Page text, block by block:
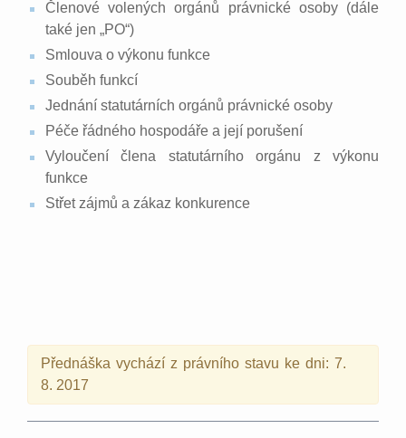
Členové volených orgánů právnické osoby (dále
také jen „PO“)
Smlouva o výkonu funkce
Souběh funkcí
Jednání statutárních orgánů právnické osoby
Péče řádného hospodáře a její porušení
Vyloučení člena statutárního orgánu z výkonu
funkce
Střet zájmů a zákaz konkurence
Přednáška vychází z právního stavu ke dni: 7.
8. 2017